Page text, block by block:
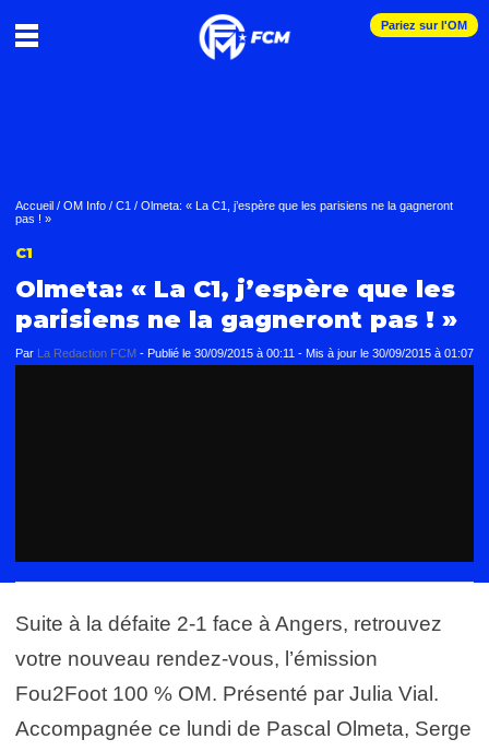
Pariez sur l'OM
Accueil / OM Info / C1 / Olmeta: « La C1, j’espère que les parisiens ne la gagneront
pas ! »
C1
Olmeta: « La C1, j’espère que les
parisiens ne la gagneront pas ! »
Par La Redaction FCM - Publié le 30/09/2015 à 00:11 - Mis à jour le 30/09/2015 à 01:07
Suite à la défaite 2-1 face à Angers, retrouvez
votre nouveau rendez-vous, l’émission
Fou2Foot 100 % OM. Présenté par Julia Vial.
Accompagnée ce lundi de Pascal Olmeta, Serge